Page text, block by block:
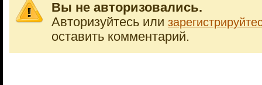
Вы не авторизовались.
Авторизуйтесь или
оставить комментарий.